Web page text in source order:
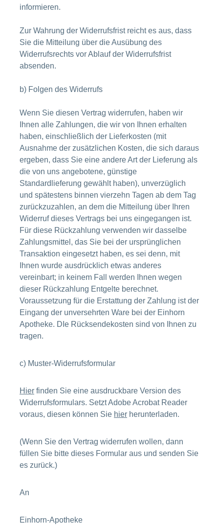
informieren.
Zur Wahrung der Widerrufsfrist reicht es aus, dass
Sie die Mitteilung über die Ausübung des
Widerrufsrechts vor Ablauf der Widerrufsfrist
absenden.
b) Folgen des Widerrufs
Wenn Sie diesen Vertrag widerrufen, haben wir
Ihnen alle Zahlungen, die wir von Ihnen erhalten
haben, einschließlich der Lieferkosten (mit
Ausnahme der zusätzlichen Kosten, die sich daraus
ergeben, dass Sie eine andere Art der Lieferung als
die von uns angebotene, günstige
Standardlieferung gewählt haben), unverzüglich
und spätestens binnen vierzehn Tagen ab dem Tag
zurückzuzahlen, an dem die Mitteilung über Ihren
Widerruf dieses Vertrags bei uns eingegangen ist.
Für diese Rückzahlung verwenden wir dasselbe
Zahlungsmittel, das Sie bei der ursprünglichen
Transaktion eingesetzt haben, es sei denn, mit
Ihnen wurde ausdrücklich etwas anderes
vereinbart; in keinem Fall werden Ihnen wegen
dieser Rückzahlung Entgelte berechnet.
Voraussetzung für die Erstattung der Zahlung ist der
Eingang der unversehrten Ware bei der Einhorn
Apotheke. DIe Rücksendekosten sind von Ihnen zu
tragen.
c) Muster-Widerrufsformular
Hier finden Sie eine ausdruckbare Version des
Widerrufsformulars. Setzt Adobe Acrobat Reader
voraus, diesen können Sie hier herunterladen.
(Wenn Sie den Vertrag widerrufen wollen, dann
füllen Sie bitte dieses Formular aus und senden Sie
es zurück.)
An
Einhorn-Apotheke